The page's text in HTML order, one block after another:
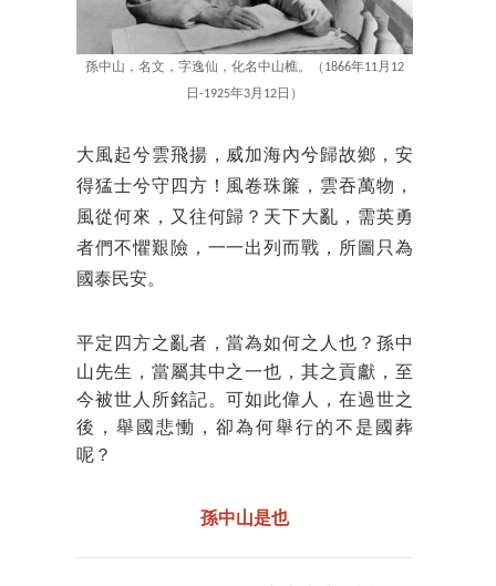
孫中山，名文，字逸仙，化名中山樵。（1866年11月12
日-1925年3月12日）
大風起兮雲飛揚，威加海內兮歸故鄉，安
得猛士兮守四方！風卷珠簾，雲吞萬物，
風從何來，又往何歸？天下大亂，需英勇
者們不懼艱險，一一出列而戰，所圖只為
國泰民安。
平定四方之亂者，當為如何之人也？孫中
山先生，當屬其中之一也，其之貢獻，至
今被世人所銘記。可如此偉人，在過世之
後，舉國悲慟，卻為何舉行的不是國葬
呢？
孫中山是也